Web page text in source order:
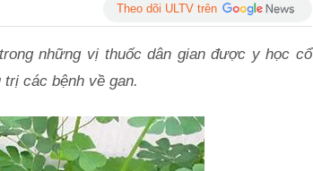
Theo dõi ULTV trên
những vị thuốc dân gian được y học cổ
các bệnh về gan.